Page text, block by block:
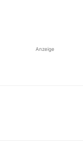
Anzeige